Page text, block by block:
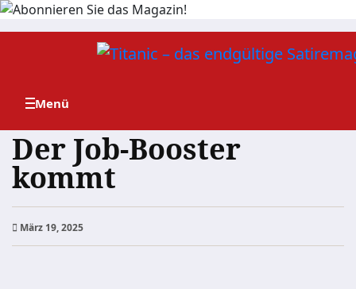
Zum
Der Job-Booster
kommt
März 19, 2025